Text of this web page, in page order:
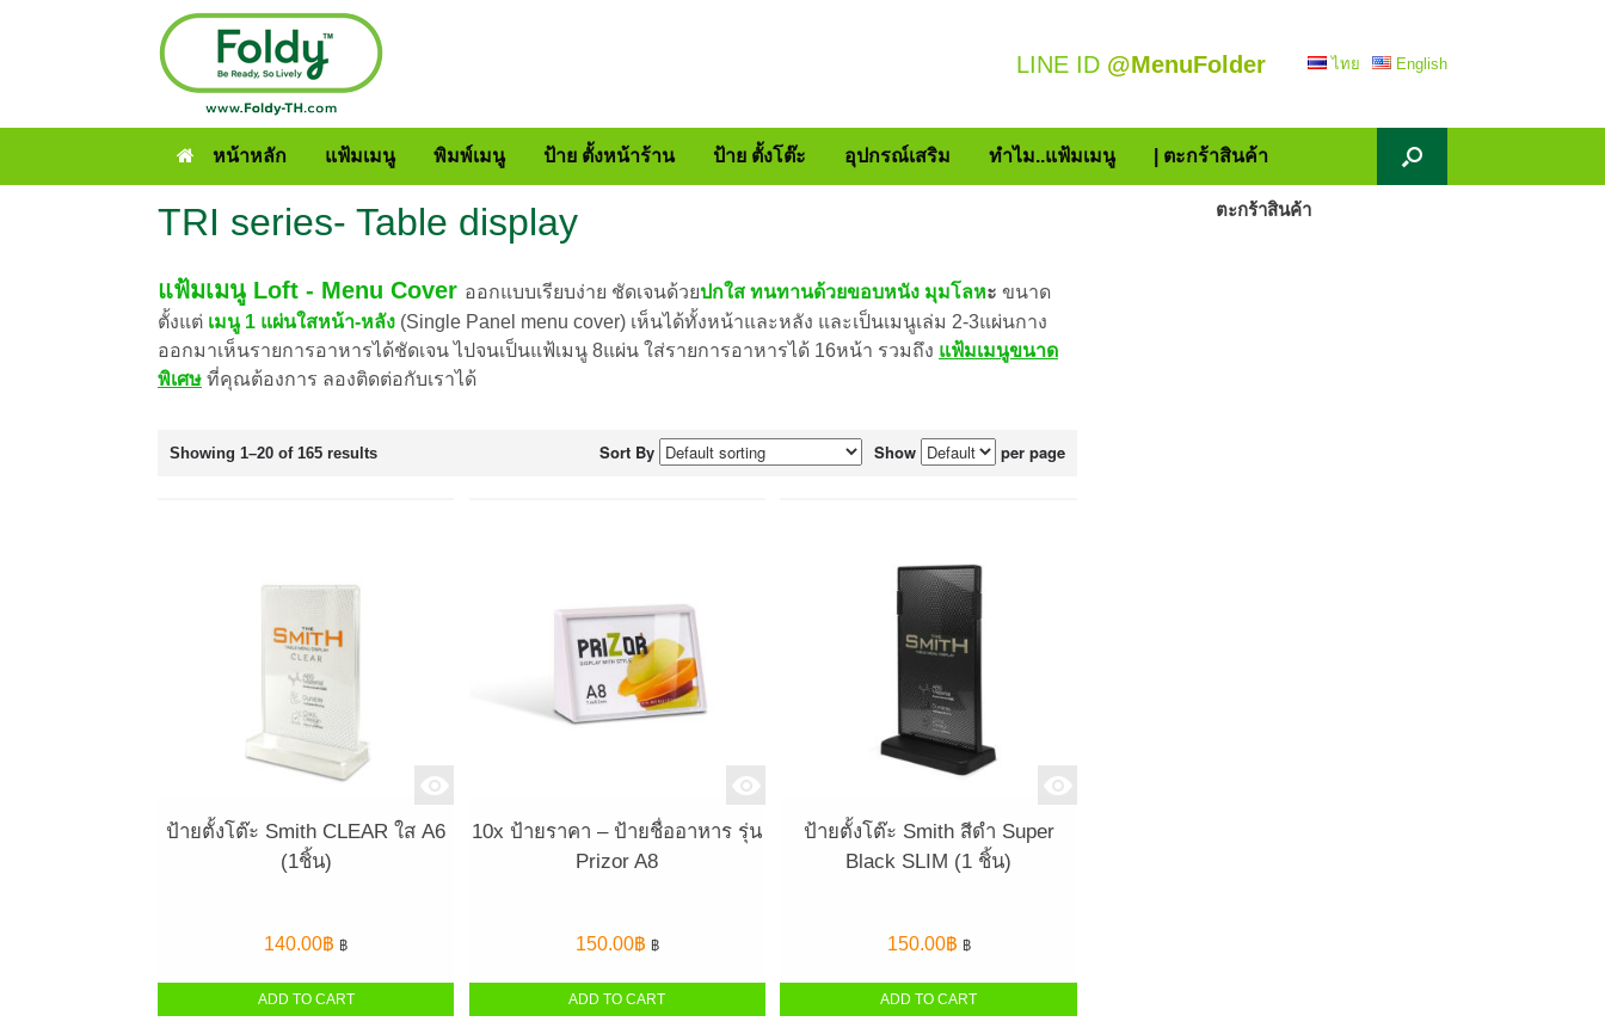
LINE ID @MenuFolder ไทย English
หน้าหลัก แฟ้มเมนู พิมพ์เมนู ป้าย ตั้งหน้าร้าน ป้าย ตั้งโต๊ะ อุปกรณ์เสริม ทำไม..แฟ้มเมนู | ตะกร้าสินค้า
TRI series- Table display
แฟ้มเมนู Loft - Menu Cover ออกแบบเรียบง่าย ชัดเจนด้วยปกใส ทนทานด้วยขอบหนัง มุมโลหะ ขนาด
ตั้งแต่ เมนู 1 แผ่นใสหน้า-หลัง (Single Panel menu cover) เห็นได้ทั้งหน้าและหลัง และเป็นเมนูเล่ม 2-3แผ่นกาง
ออกมาเห็นรายการอาหารได้ชัดเจน ไปจนเป็นแฟ้เมนู 8แผ่น ใส่รายการอาหารได้ 16หน้า รวมถึง แฟ้มเมนูขนาด
พิเศษ ที่คุณต้องการ ลองติดต่อกับเราได้
Showing 1–20 of 165 results Sort By Show per page
ป้ายตั้งโต๊ะ Smith CLEAR ใส A6
(1ชิ้น)
140.00฿ ฿
ADD TO CART
10x ป้ายราคา – ป้ายชื่ออาหาร รุ่น
Prizor A8
150.00฿ ฿
ADD TO CART
ป้ายตั้งโต๊ะ Smith สีดำ Super
Black SLIM (1 ชิ้น)
150.00฿ ฿
ADD TO CART
ตะกร้าสินค้า